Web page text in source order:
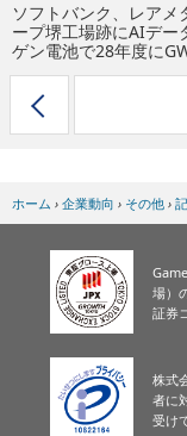
ソフトバンク、レア
ープ堺工場跡にAIデー
ゲン電池で28年度に
ホーム › 企業動向 › その他 ›
場）
証券
株式
者に
受け